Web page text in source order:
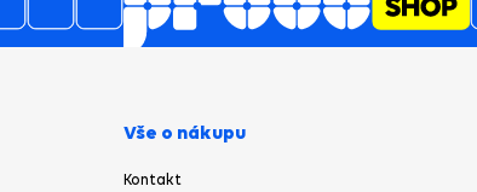
Vše o nákupu
Kontakt